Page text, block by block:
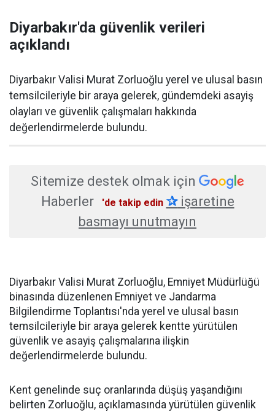
Diyarbakır'da güvenlik verileri
açıklandı
Diyarbakır Valisi Murat Zorluoğlu yerel ve ulusal basın
temsilcileriyle bir araya gelerek, gündemdeki asayiş
olayları ve güvenlik çalışmaları hakkında
değerlendirmelerde bulundu.
Sitemize destek olmak için
Haberler
'de takip edin ✰işaretine
basmayı unutmayın
Diyarbakır Valisi Murat Zorluoğlu, Emniyet Müdürlüğü
binasında düzenlenen Emniyet ve Jandarma
Bilgilendirme Toplantısı'nda yerel ve ulusal basın
temsilcileriyle bir araya gelerek kentte yürütülen
güvenlik ve asayiş çalışmalarına ilişkin
değerlendirmelerde bulundu.
Kent genelinde suç oranlarında düşüş yaşandığını
belirten Zorluoğlu, açıklamasında yürütülen güvenlik